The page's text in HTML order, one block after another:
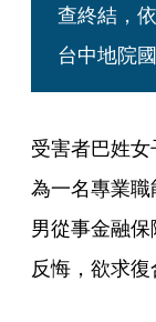
查終結，
台中地院
受害者巴姓
為一名專業
男從事金融
反悔，欲求復